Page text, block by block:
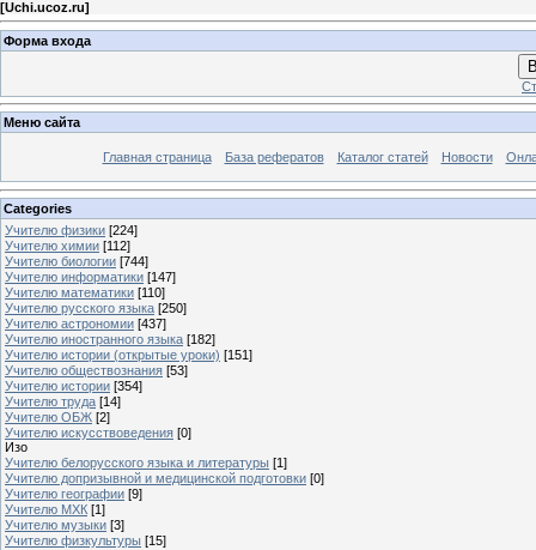
[Uchi.ucoz.ru]
Форма входа
Меню сайта
Главная страница База рефератов Каталог статей Новости
Categories
Учителю физики [224]
Учителю химии [112]
Учителю биологии [744]
Учителю информатики [147]
Учителю математики [110]
Учителю русского языка [250]
Учителю астрономии [437]
Учителю иностранного языка [182]
Учителю истории (открытые уроки) [151]
Учителю обществознания [53]
Учителю истории [354]
Учителю труда [14]
Учителю ОБЖ [2]
Учителю искусствоведения [0]
Изо
Учителю белорусского языка и литературы [1]
Учителю допризывной и медицинской подготовки [0]
Учителю географии [9]
Учителю МХК [1]
Учителю музыки [3]
Учителю физкультуры [15]